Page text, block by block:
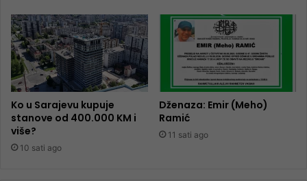
Ko u Sarajevu kupuje
stanove od 400.000 KM i
više?
10 sati ago
Dženaza: Emir (Meho)
Ramić
11 sati ago